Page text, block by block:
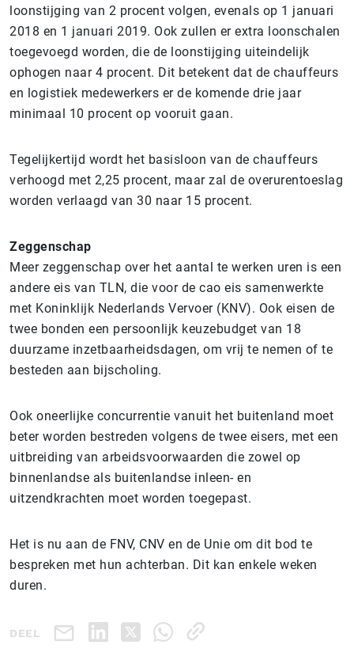
loonstijging van 2 procent volgen, evenals op 1 januari
2018 en 1 januari 2019. Ook zullen er extra loonschalen
toegevoegd worden, die de loonstijging uiteindelijk
ophogen naar 4 procent. Dit betekent dat de chauffeurs
en logistiek medewerkers er de komende drie jaar
minimaal 10 procent op vooruit gaan.
Tegelijkertijd wordt het basisloon van de chauffeurs
verhoogd met 2,25 procent, maar zal de overurentoeslag
worden verlaagd van 30 naar 15 procent.
Zeggenschap
Meer zeggenschap over het aantal te werken uren is een
andere eis van TLN, die voor de cao eis samenwerkte
met Koninklijk Nederlands Vervoer (KNV). Ook eisen de
twee bonden een persoonlijk keuzebudget van 18
duurzame inzetbaarheidsdagen, om vrij te nemen of te
besteden aan bijscholing.
Ook oneerlijke concurrentie vanuit het buitenland moet
beter worden bestreden volgens de twee eisers, met een
uitbreiding van arbeidsvoorwaarden die zowel op
binnenlandse als buitenlandse inleen- en
uitzendkrachten moet worden toegepast.
Het is nu aan de FNV, CNV en de Unie om dit bod te
bespreken met hun achterban. Dit kan enkele weken
duren.
DEEL